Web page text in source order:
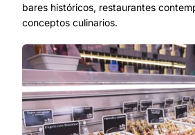
bares históricos, restaurantes
conceptos culinarios.